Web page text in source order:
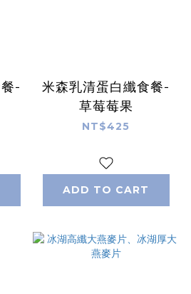
-
米森乳清蛋白纖食餐-
草莓莓果
NT$425
ADD TO CART